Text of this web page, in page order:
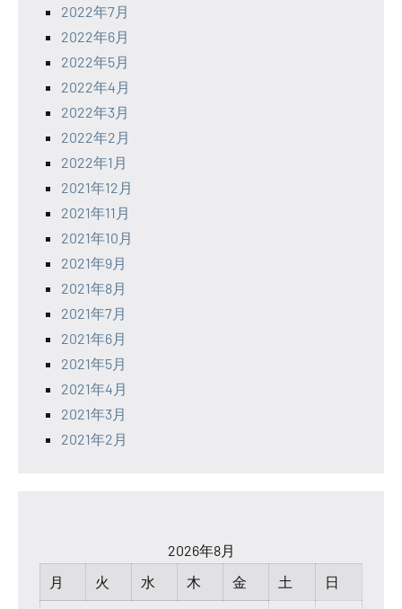
2022年7月
2022年6月
2022年5月
2022年4月
2022年3月
2022年2月
2022年1月
2021年12月
2021年11月
2021年10月
2021年9月
2021年8月
2021年7月
2021年6月
2021年5月
2021年4月
2021年3月
2021年2月
2026年8月
月
火 水 木 金 土 日